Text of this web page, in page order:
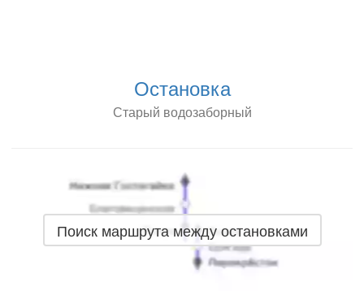
Остановка
Старый водозаборный
Поиск маршрута между остановками